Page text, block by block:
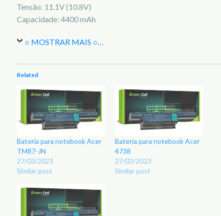
Tensão: 11.1V (10.8V)
Capacidade: 4400 mAh
○ MOSTRAR MAIS ○…
Related
Bateria para notebook Acer
TM87-JN
27/03/2023
Similar post
Bateria para notebook Acer
4738
27/03/2023
Similar post